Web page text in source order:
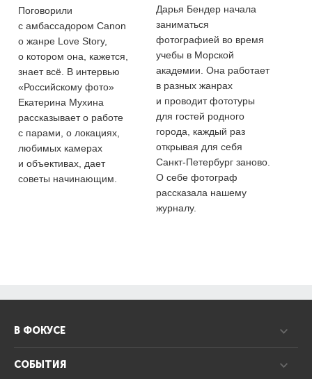
Поговорили
с амбассадором Canon
о жанре Love Story,
о котором она, кажется,
знает всё. В интервью
«Российскому фото»
Екатерина Мухина
рассказывает о работе
с парами, о локациях,
любимых камерах
и объективах, дает
советы начинающим.
Дарья Бендер начала
заниматься
фотографией во время
учебы в Морской
академии. Она работает
в разных жанрах
и проводит фототуры
для гостей родного
города, каждый раз
открывая для себя
Санкт-Петербург заново.
О себе фотограф
рассказала нашему
журналу.
В ФОКУСЕ
СОБЫТИЯ